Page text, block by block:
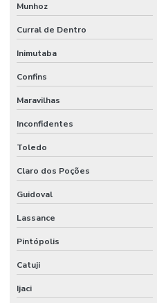
Munhoz
Curral de Dentro
Inimutaba
Confins
Maravilhas
Inconfidentes
Toledo
Claro dos Poções
Guidoval
Lassance
Pintópolis
Catuji
Ijaci